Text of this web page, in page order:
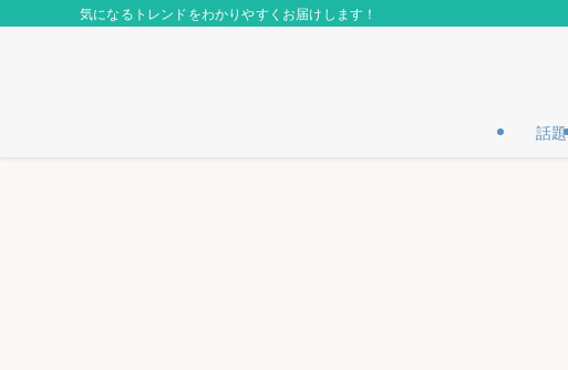
気になるトレンドをわかりやすくお届けします！
話題